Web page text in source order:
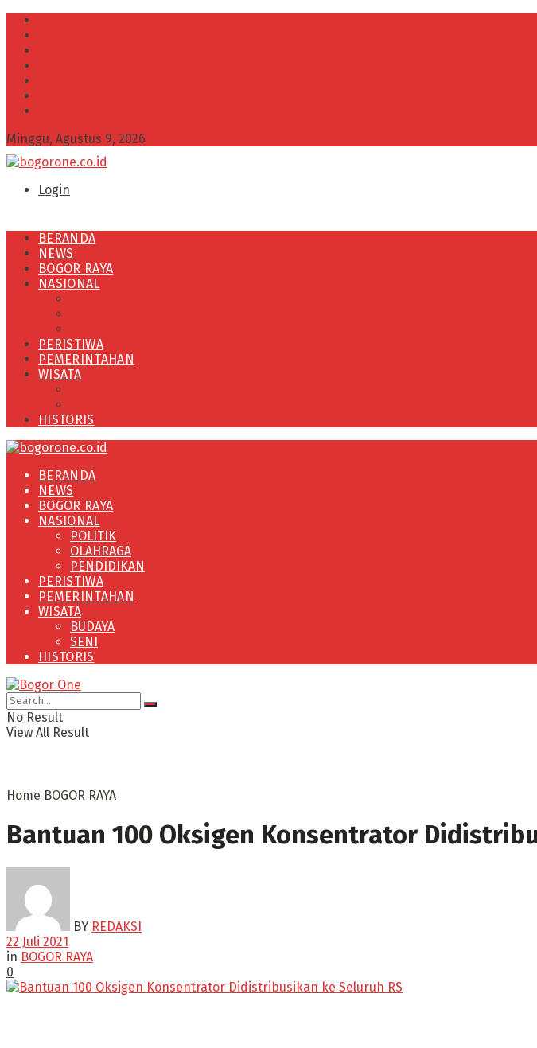
Minggu, Agustus 9, 2026
Login
BERANDA
NEWS
BOGOR RAYA
NASIONAL
PERISTIWA
PEMERINTAHAN
WISATA
HISTORIS
BERANDA
NEWS
BOGOR RAYA
NASIONAL
POLITIK
OLAHRAGA
PENDIDIKAN
PERISTIWA
PEMERINTAHAN
WISATA
BUDAYA
SENI
HISTORIS
No Result
View All Result
Home BOGOR RAYA
Bantuan 100 Oksigen Konsentrator
BY REDAKSI
22 Juli 2021
in BOGOR RAYA
0